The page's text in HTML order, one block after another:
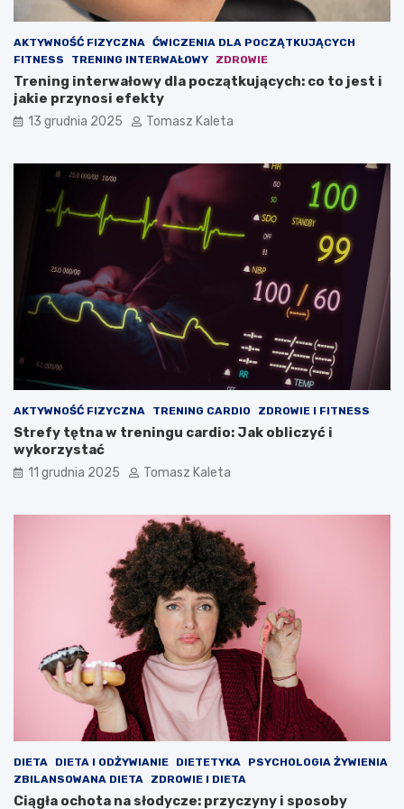
n
i
o
w
ą
AKTYWNOŚĆ FIZYCZNA ĆWICZENIA DLA POCZĄTKUJĄCYCH
FITNESS
TRENING INTERWAŁOWY ZDROWIE
Trening interwałowy dla początkujących: co to jest i
jakie przynosi efekty
13 grudnia 2025 Tomasz Kaleta
AKTYWNOŚĆ FIZYCZNA TRENING CARDIO ZDROWIE I FITNESS
Strefy tętna w treningu cardio: Jak obliczyć i
wykorzystać
11 grudnia 2025 Tomasz Kaleta
DIETA DIETA I ODŻYWIANIE DIETETYKA
PSYCHOLOGIA ŻYWIENIA
ZBILANSOWANA DIETA
ZDROWIE I DIETA
Ciągła ochota na słodycze: przyczyny i sposoby